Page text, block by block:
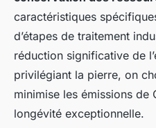
caractéristiques
d’étapes de traitement
réduction significative de
privilégiant la pierre, on
minimise les émissions de
longévité exceptionnelle.